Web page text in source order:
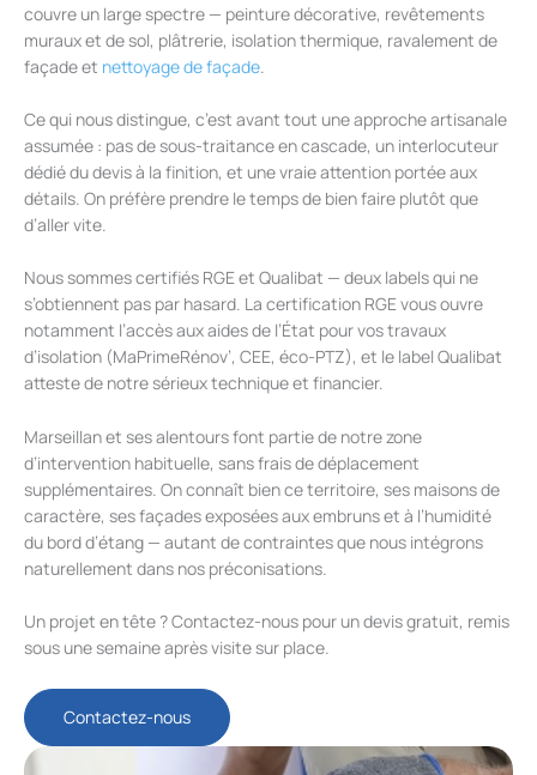
couvre un large spectre — peinture décorative, revêtements
muraux et de sol, plâtrerie, isolation thermique, ravalement de
façade et nettoyage de façade
Ce qui nous distingue, c’est avant tout une approche artisanale
assumée : pas de sous-traitance en cascade, un interlocuteur
dédié du devis à la finition, et une vraie attention portée aux
détails. On préfère prendre le temps de bien faire plutôt que
d’aller vite.
Nous sommes certifiés RGE et Qualibat — deux labels qui ne
s’obtiennent pas par hasard. La certification RGE vous ouvre
notamment l’accès aux aides de l’État pour vos travaux
d’isolation (MaPrimeRénov’, CEE, éco-PTZ), et le label Qualibat
atteste de notre sérieux technique et financier.
Marseillan et ses alentours font partie de notre zone
d’intervention habituelle, sans frais de déplacement
supplémentaires. On connaît bien ce territoire, ses maisons de
caractère, ses façades exposées aux embruns et à l’humidité
du bord d’étang — autant de contraintes que nous intégrons
naturellement dans nos préconisations.
Un projet en tête ? Contactez-nous pour un devis gratuit, remis
sous une semaine après visite sur place.
Contactez-nous